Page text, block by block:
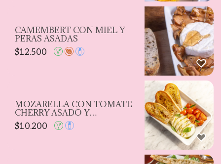
CAMEMBERT CON MIEL Y
PERAS ASADAS
$12.500
MOZARELLA CON TOMATE
CHERRY ASADO Y
ALBAHACA
$10.200